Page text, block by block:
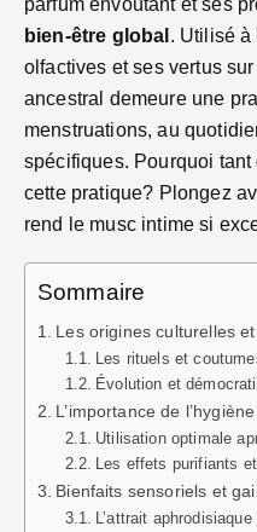
bien-être global . Utilisé à
olfactives et ses vertus sur
ancestral demeure une
menstruations, au
spécifiques. Pourquoi
cette pratique? Plongez
rend le musc intime si
Sommaire
Les origines culturelles
Les rituels et
Évolution et
L’importance de
Utilisation optimale
Les effets purifiants
Bienfaits sensoriels et
L’attrait